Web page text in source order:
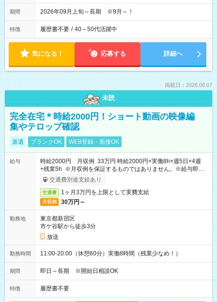
期間 2026年09月上旬～長期 ※9月～！
特徴 履歴書不要 / 40～50代活躍中
気になる！ 応募する 詳細へ
掲載日：2026.08.07
未読
完全在宅＊時給2000円！ショート動画の映像編
集やテロップ確認
派遣 ブランクOK WEB登録・面接OK
給与
時給2000円 月収例 33万円 時給2000円×実働8h×週5日×4週
+残業5h ※月収例を保証するものではありません。※給与即受
取りサービス利用可（利用条件有）
交通費別途支給あり
交通費 1ヶ月3万円を上限として実費支給
月収例 30万円～
勤務地
東京都新宿区
市ケ谷駅から徒歩3分
放送
勤務時間 11:00-20:00（休憩60分）実働8時間（残業少なめ！）
期間 即日～長期 ※開始日相談OK
特徴 履歴書不要